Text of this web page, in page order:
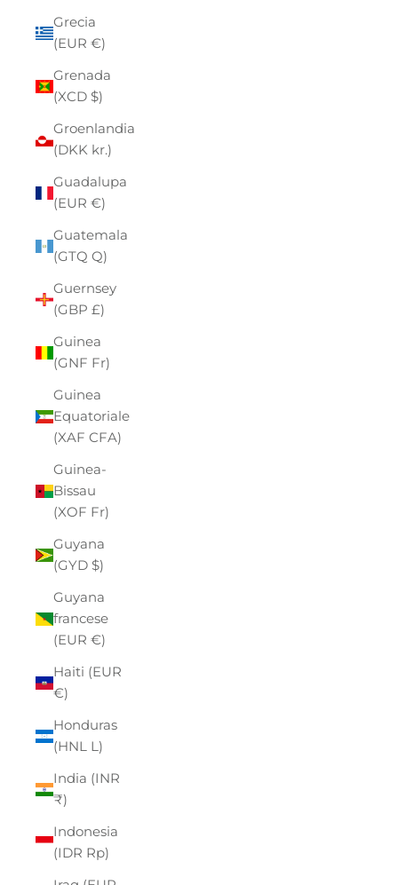
Grecia
(EUR €)
Grenada
(XCD $)
Groenlandia
(DKK kr.)
Guadalupa
(EUR €)
Guatemala
(GTQ Q)
Guernsey
(GBP £)
Guinea
(GNF Fr)
Guinea
Equatoriale
(XAF CFA)
Guinea-
Bissau
(XOF Fr)
Guyana
(GYD $)
Guyana
francese
(EUR €)
Haiti (EUR
€)
Honduras
(HNL L)
India (INR
₹)
Indonesia
(IDR Rp)